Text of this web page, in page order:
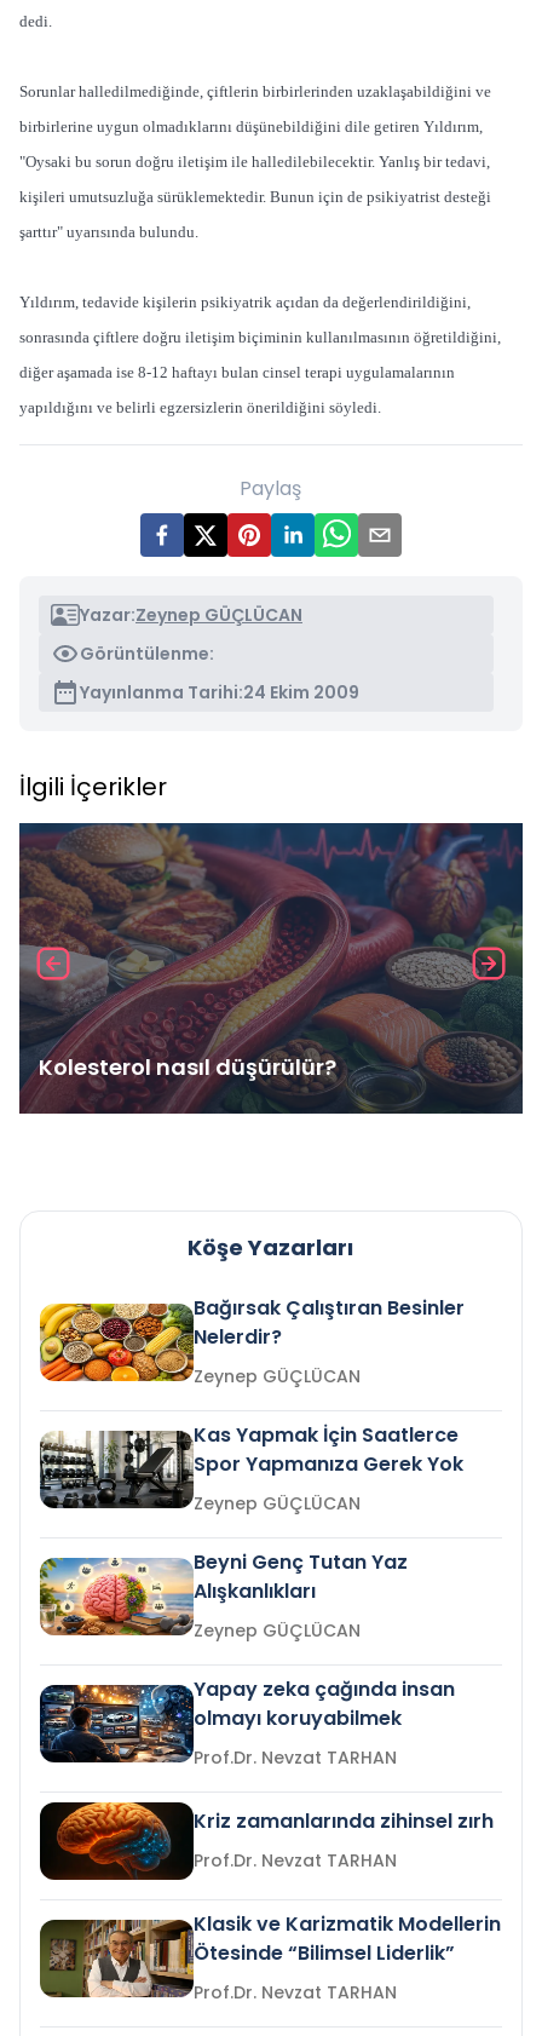
dedi.
Sorunlar halledilmediğinde, çiftlerin birbirlerinden uzaklaşabildiğini ve
birbirlerine uygun olmadıklarını düşünebildiğini dile getiren Yıldırım,
"Oysaki bu sorun doğru iletişim ile halledilebilecektir. Yanlış bir tedavi,
kişileri umutsuzluğa sürüklemektedir. Bunun için de psikiyatrist desteği
şarttır" uyarısında bulundu.
Yıldırım, tedavide kişilerin psikiyatrik açıdan da değerlendirildiğini,
sonrasında çiftlere doğru iletişim biçiminin kullanılmasının öğretildiğini,
diğer aşamada ise 8-12 haftayı bulan cinsel terapi uygulamalarının
yapıldığını ve belirli egzersizlerin önerildiğini söyledi.
Paylaş
Yazar:Zeynep GÜÇLÜCAN
Görüntülenme:
Yayınlanma Tarihi:24 Ekim 2009
İlgili İçerikler
Kolesterol nasıl düşürülür?
Köşe Yazarları
Bağırsak Çalıştıran Besinler
Nelerdir?
Zeynep GÜÇLÜCAN
Kas Yapmak İçin Saatlerce
Spor Yapmanıza Gerek Yok
Zeynep GÜÇLÜCAN
Beyni Genç Tutan Yaz
Alışkanlıkları
Zeynep GÜÇLÜCAN
Yapay zeka çağında insan
olmayı koruyabilmek
Prof.Dr. Nevzat TARHAN
Kriz zamanlarında zihinsel zırh
Prof.Dr. Nevzat TARHAN
Klasik ve Karizmatik Modellerin
Ötesinde “Bilimsel Liderlik”
Prof.Dr. Nevzat TARHAN